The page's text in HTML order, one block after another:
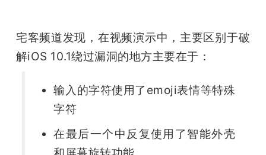
宅客频道发现，在视频演示中，主要区别于破
解iOS 10.1绕过漏洞的地方主要在于：
输入的字符使用了emoji表情等特殊
字符
在最后一个中反复使用了智能外壳